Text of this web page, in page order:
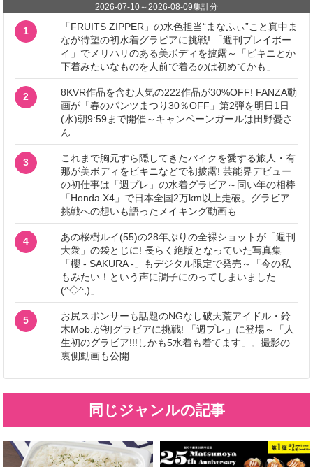
2026-07-10～ 2026-08-09集計分
1
「FRUITS ZIPPER」の水色担当“まなふぃ”こと真中ま
なが待望の初水着グラビアに挑戦! 「週刊プレイボー
イ」でメリハリのある美ボディを披露～「ビキニとか
下着みたいなものを人前で着るのは初めてかも」
2
8KVR作品を含む人気の222作品が30%OFF! FANZA動
画が「春のパンツまつり30％OFF」第2弾を明日1日
(水)朝9:59まで開催～キャンペーンガールは田野憂さ
ん
3
これまで胸元すら隠してきたバイクを愛する旅人・有
那が美ボディをビキニなどで初披露! 芸能界デビュー
の初仕事は「週プレ」の水着グラビア～同い年の相棒
「Honda X4」で日本全国2万km以上走破。グラビア
挑戦への想いも語ったメイキング動画も
4
あの桜樹ルイ(55)の28年ぶりの全裸ショットが「週刊
大衆」の袋とじに! 長らく絶版となっていた写真集
「櫻 - SAKURA -」もデジタル限定で発売～「今の私
もみたい！という声に調子にのってしまいました
(^◇^;)」
5
お尻スポンサーも話題のNGなし破天荒アイドル・鈴
木Mob.が初グラビアに挑戦! 「週プレ」に登場～「人
生初のグラビア!!!しかも5水着も着てます」。撮影の
裏側動画も公開
同じジャンルの記事